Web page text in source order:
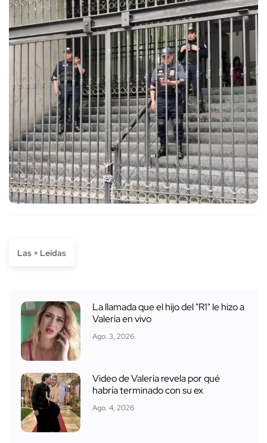
Las + Leídas
La llamada que el hijo del "R1" le hizo a
Valeria en vivo
Ago. 3, 2026
Video de Valeria revela por qué
habría terminado con su ex
Ago. 4, 2026